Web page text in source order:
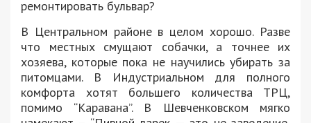
ремонтировать бульвар?
В Центральном районе в целом хорошо. Разве
что местных смущают собачки, а точнее их
хозяева, которые пока не научились убирать за
питомцами. В Индустриальном для полного
комфорта хотят большего количества ТРЦ,
помимо “Каравана”. В Шевченковском мягко